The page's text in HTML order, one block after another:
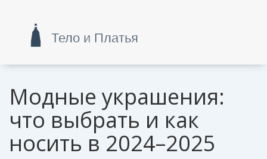
Модные украшения:
что выбрать и как
носить в 2024–2025